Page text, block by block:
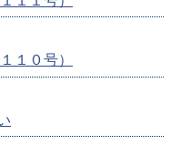
１０号）